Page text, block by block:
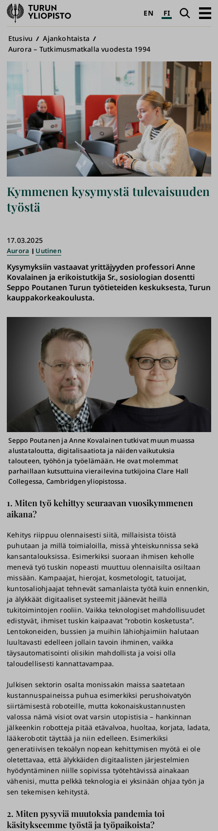
Turun
yliopisto
EN FI Haku
Avaa
Murupolku
Etusivu
Ajankohtaista
Aurora – Tutkimusmatkalla vuodesta 1994
Kymmenen kysymystä tulevaisuuden
työstä
17.03.2025
Aurora Uutinen
Kysymyksiin vastaavat yrittäjyyden professori Anne
Kovalainen ja erikoistutkija Sr., sosiologian dosentti
Seppo Poutanen Turun työtieteiden keskuksesta, Turun
kauppakorkeakoulusta.
Seppo Poutanen ja Anne Kovalainen tutkivat muun muassa
alustataloutta, digitalisaatiota ja näiden vaikutuksia
talouteen, työhön ja työelämään. He ovat molemmat
parhaillaan kutsuttuina vierailevina tutkijoina Clare Hall
Collegessa, Cambridgen yliopistossa.
1. Miten työ kehittyy seuraavan vuosikymmenen
aikana?
Kehitys riippuu olennaisesti siitä, millaisista töistä
puhutaan ja millä toimialoilla, missä yhteiskunnissa sekä
kansantalouksissa. Esimerkiksi suoraan ihmisen keholle
menevä työ tuskin nopeasti muuttuu olennaisilta osiltaan
missään. Kampaajat, hierojat, kosmetologit, tatuoijat,
kuntosaliohjaajat tehnevät samanlaista työtä kuin ennenkin,
ja älykkäät digitaaliset systeemit jäänevät heillä
tukitoimintojen rooliin. Vaikka teknologiset mahdollisuudet
edistyvät, ihmiset tuskin kaipaavat ”robotin kosketusta”.
Lentokoneiden, bussien ja muihin lähiohjaimiin halutaan
luultavasti edelleen jollain tavoin ihminen, vaikka
täysautomatisointi olisikin mahdollista ja voisi olla
taloudellisesti kannattavampaa.
Julkisen sektorin osalta monissakin maissa saatetaan
kustannuspaineissa puhua esimerkiksi perushoivatyön
siirtämisestä roboteille, mutta kokonaiskustannusten
valossa nämä visiot ovat varsin utopistisia – hankinnan
jälkeenkin robotteja pitää etävalvoa, huoltaa, korjata, ladata,
lääkerobotit täyttää ja niin edelleen. Esimerkiksi
generatiivisen tekoälyn nopean kehittymisen myötä ei ole
oletettavaa, että älykkäiden digitaalisten järjestelmien
hyödyntäminen niille sopivissa työtehtävissä ainakaan
vähenisi, mutta pelkkä teknologia ei yksinään ohjaa työn ja
sen tekemisen kehitystä.
2. Miten pysyviä muutoksia pandemia toi
käsitykseemme työstä ja työpaikoista?